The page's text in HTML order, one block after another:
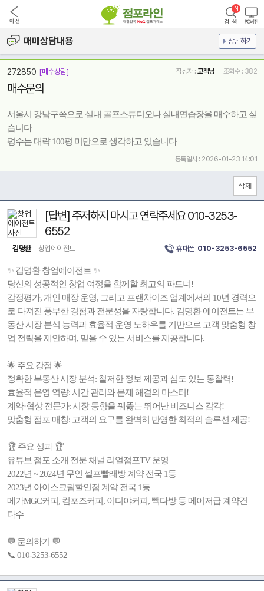
매매상담내용 상담하기
272850 [매수상담] 작성자 : 고객님 조회수 : 382
매수문의
서울시 강남구쪽으로 실내 골프스튜디오나 실내연습장을 매수하고 싶
습니다
평수는 대략 100평 미만으로 생각하고 있습니다
등록일시 : 2026-01-23 14:01
[답변] 주저하지 마시고 연락주세요 010-3253-
6552
김명환 창업에이전트 휴대폰 010-3253-6552
✨ 김명환 창업에이전트 ✨
당신의 성공적인 창업 여정을 함께할 최고의 파트너!
감정평가, 개인 매장 운영, 그리고 프랜차이즈 업계에서의 10년 경력으
로 다져진 풍부한 경험과 전문성을 자랑합니다. 김명환 에이전트는 부
동산 시장 분석 능력과 효율적 운영 노하우를 기반으로 고객 맞춤형 창
업 전략을 제안하며, 믿을 수 있는 서비스를 제공합니다.
🌟 주요 강점 🌟
정확한 부동산 시장 분석: 철저한 정보 제공과 심도 있는 통찰력!
효율적 운영 역량: 시간 관리와 문제 해결의 마스터!
계약·협상 전문가: 시장 동향을 꿰뚫는 뛰어난 비즈니스 감각!
맞춤형 점포 매칭: 고객의 요구를 완벽히 반영한 최적의 솔루션 제공!
🏆 주요 성과 🏆
유튜브 점포 소개 전문 채널 리얼점포TV 운영
2022년 ~ 2024년 무인 셀프빨래방 계약 전국 1등
2023년 아이스크림할인점 계약 전국 1등
메가MGC커피, 컴포즈커피, 이디야커피, 빽다방 등 메이저급 계약건
다수
💬 문의하기 💬
📞 010-3253-6552